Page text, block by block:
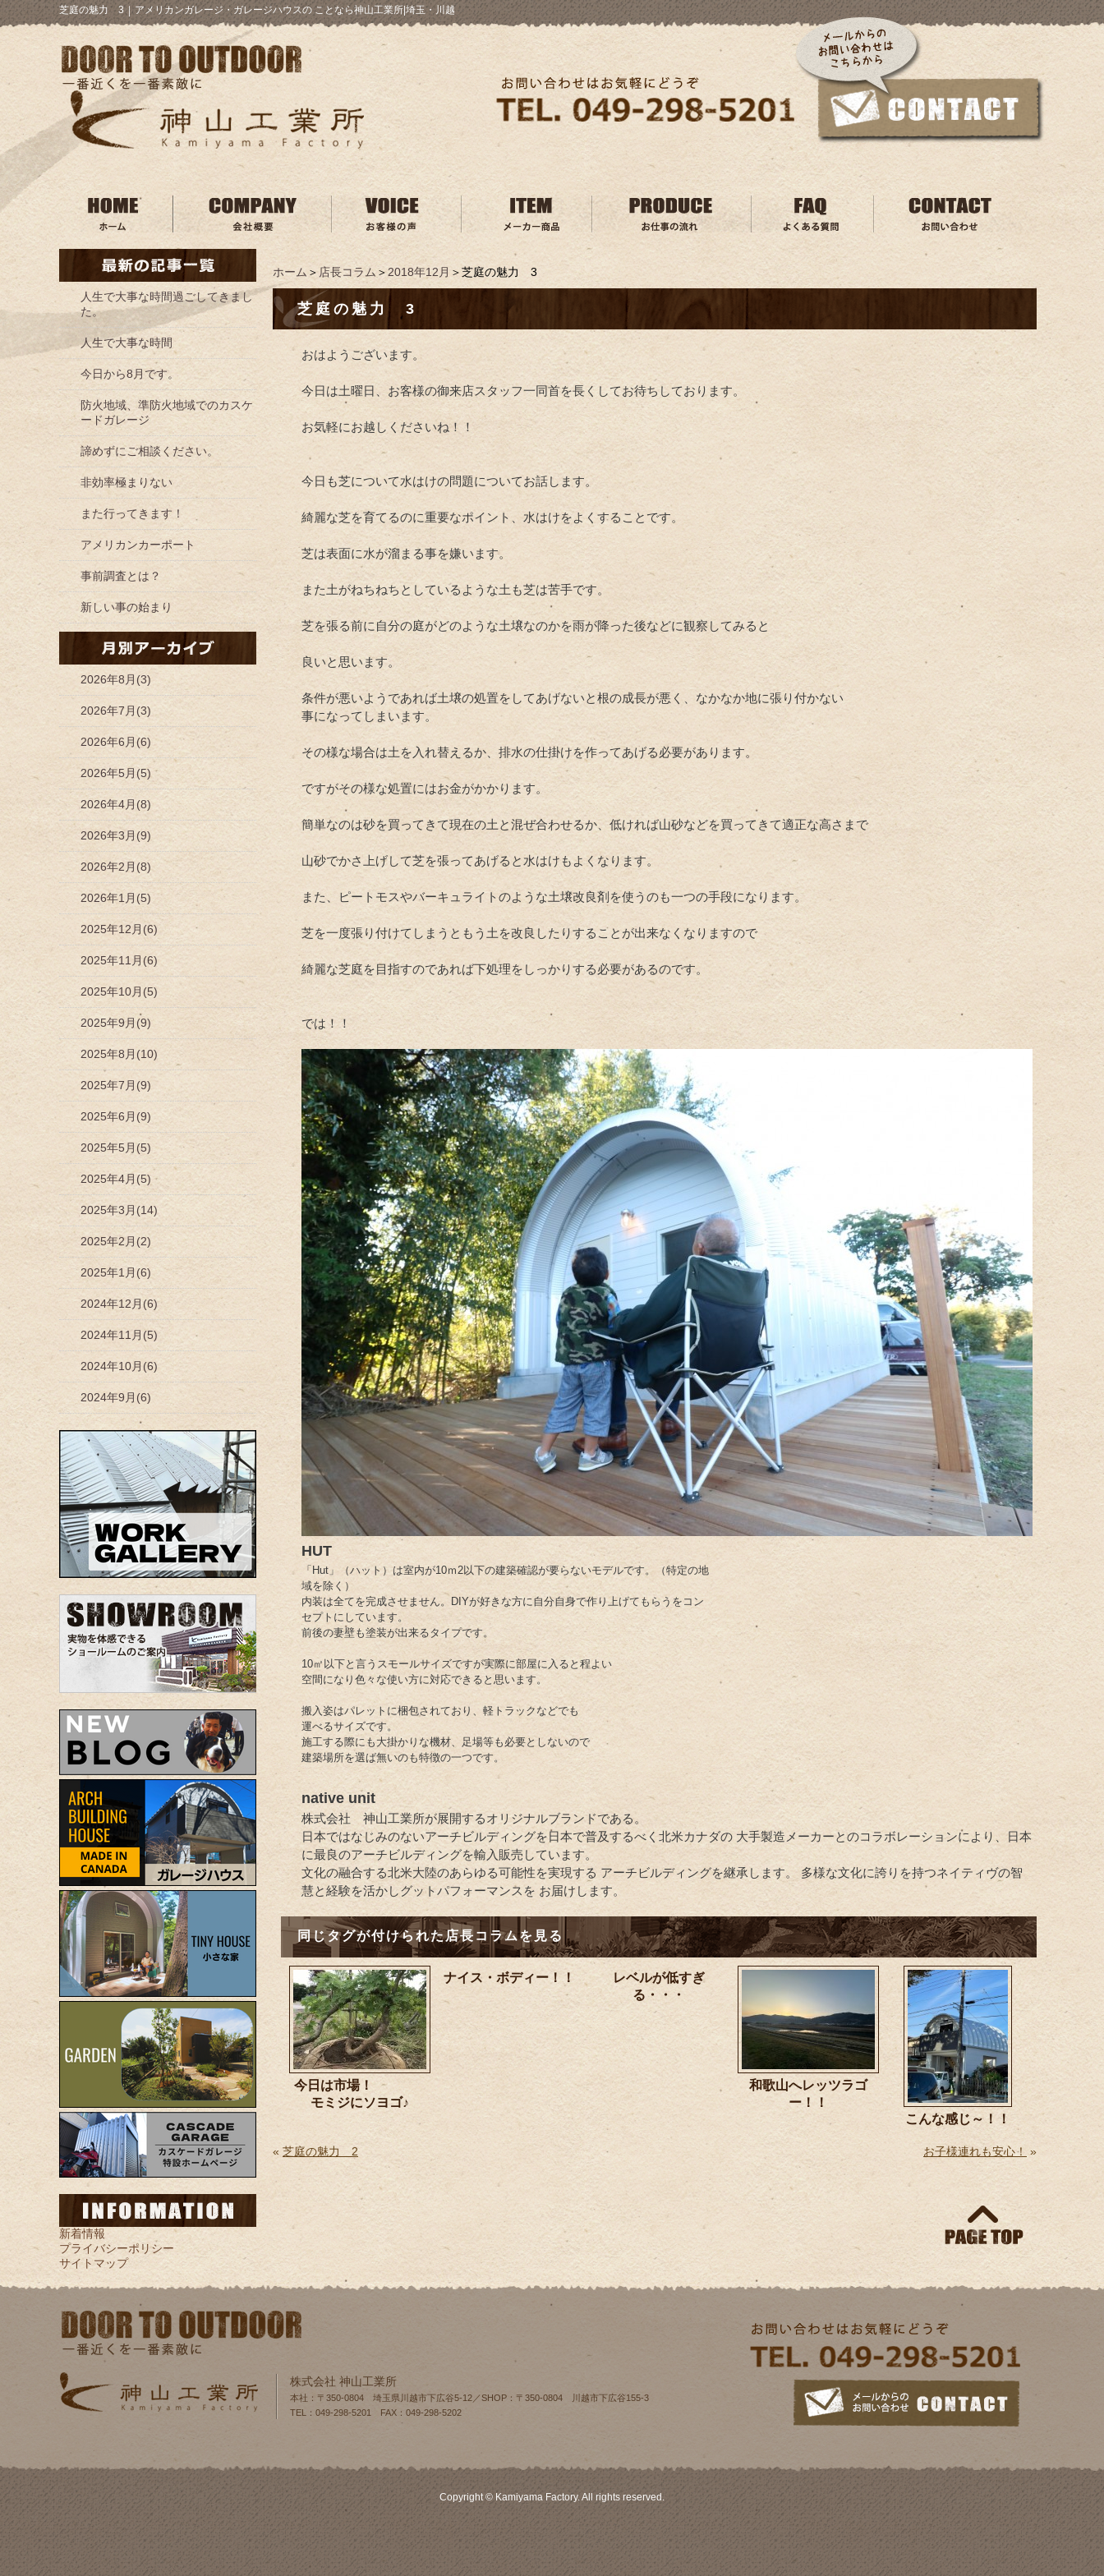
芝庭の魅力 3｜ アメリカンガレージ・ガレージハウスの ことなら神山工業所|埼玉・川越
ホーム ＞店長コラム ＞2018年12月 ＞芝庭の魅力 3
芝庭の魅力 3
おはようございます。
今日は土曜日、お客様の御来店スタッフ一同首を長くしてお待ちしております。
お気軽にお越しくださいね！！
今日も芝について水はけの問題についてお話します。
綺麗な芝を育てるのに重要なポイント、水はけをよくすることです。
芝は表面に水が溜まる事を嫌います。
また土がねちねちとしているような土も芝は苦手です。
芝を張る前に自分の庭がどのような土壌なのかを雨が降った後などに観察してみると
良いと思います。
条件が悪いようであれば土壌の処置をしてあげないと根の成長が悪く、なかなか地に張り付かない
事になってしまいます。
その様な場合は土を入れ替えるか、排水の仕掛けを作ってあげる必要があります。
ですがその様な処置にはお金がかかります。
簡単なのは砂を買ってきて現在の土と混ぜ合わせるか、低ければ山砂などを買ってきて適正な高さまで
山砂でかさ上げして芝を張ってあげると水はけもよくなります。
また、ピートモスやバーキュライトのような土壌改良剤を使うのも一つの手段になります。
芝を一度張り付けてしまうともう土を改良したりすることが出来なくなりますので
綺麗な芝庭を目指すのであれば下処理をしっかりする必要があるのです。
では！！
HUT
「Hut」（ハット）は室内が10ｍ2以下の建築確認が要らないモデルです。（特定の地
域を除く）
内装は全てを完成させません。DIYが好きな方に自分自身で作り上げてもらうをコン
セプトにしています。
前後の妻壁も塗装が出来るタイプです。
10㎡以下と言うスモールサイズですが実際に部屋に入ると程よい
空間になり色々な使い方に対応できると思います。
搬入姿はパレットに梱包されており、軽トラックなどでも
運べるサイズです。
施工する際にも大掛かりな機材、足場等も必要としないので
建築場所を選ば無いのも特徴の一つです。
native unit
株式会社 神山工業所が展開するオリジナルブランドである。
日本ではなじみのないアーチビルディングを日本で普及するべく北米カナダの 大手製造メーカーとのコラボレーションにより、日本
に最良のアーチビルディングを輸入販売しています。
文化の融合する北米大陸のあらゆる可能性を実現する アーチビルディングを継承します。 多様な文化に誇りを持つネイティヴの智
慧と経験を活かしグットパフォーマンスを お届けします。
同じタグが付けられた店長コラムを見る
今日は市場！
モミジにソヨゴ♪
ナイス・ボディー！！
レベルが低すぎ
る・・・
和歌山へレッツラゴ
ー！！
こんな感じ～！！
« 芝庭の魅力 2 お子様連れも安心！ »
人生で大事な時間過ごしてきまし
た。
人生で大事な時間
今日から8月です。
防火地域、準防火地域でのカスケ
ードガレージ
諦めずにご相談ください。
非効率極まりない
また行ってきます！
アメリカンカーポート
事前調査とは？
新しい事の始まり
2026年8月(3)
2026年7月(3)
2026年6月(6)
2026年5月(5)
2026年4月(8)
2026年3月(9)
2026年2月(8)
2026年1月(5)
2025年12月(6)
2025年11月(6)
2025年10月(5)
2025年9月(9)
2025年8月(10)
2025年7月(9)
2025年6月(9)
2025年5月(5)
2025年4月(5)
2025年3月(14)
2025年2月(2)
2025年1月(6)
2024年12月(6)
2024年11月(5)
2024年10月(6)
2024年9月(6)
新着情報
プライバシーポリシー
サイトマップ
株式会社 神山工業所
本社：〒350-0804 埼玉県川越市下広谷5-12／SHOP：〒350-0804 川越市下広谷155‐3
TEL：049-298-5201 FAX：049-298-5202
Copyright © Kamiyama Factory. All rights reserved.